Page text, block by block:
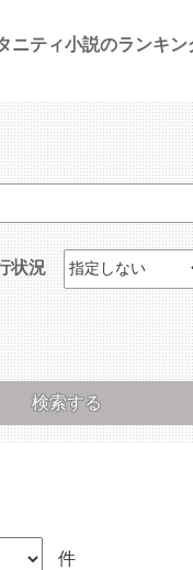
ティ小説のランキン
状況
件